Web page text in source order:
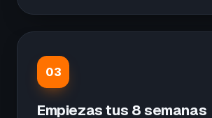
03
Empiezas tus 8 semanas